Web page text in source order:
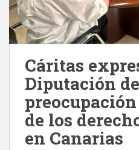
Cáritas
Diputación
de los
en Canarias